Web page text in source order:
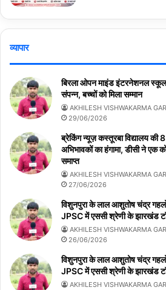
व्यापार
बिरला ओपन माइंड इंटरनेशनल
संपन्न, बच्चों को मिला सम्मान
AKHILESH VISHWAKARMA
29/06/2026
ब्रेकिंग न्यूज़ कस्तूरबा विद्यालय की 8
अभिभावकों का हंगामा, डीसी ने एक
समाप्त
AKHILESH VISHWAKARMA
27/06/2026
विशुनपुरा के लाल आशुतोष चंद्र
JPSC में एससी श्रेणी के झारखंड
AKHILESH VISHWAKARMA
26/06/2026
विशुनपुरा के लाल आशुतोष चंद्र
JPSC में एससी श्रेणी के झारखंड
AKHILESH VISHWAKARMA